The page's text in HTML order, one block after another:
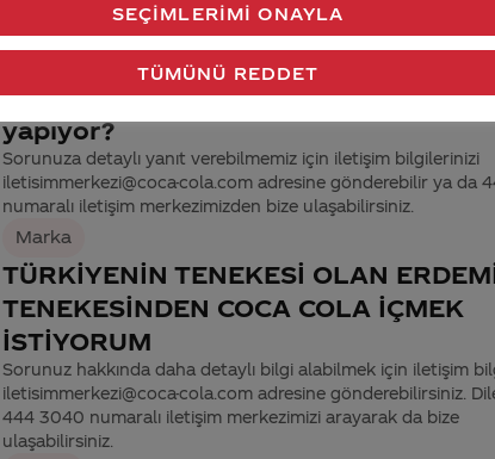
coca cola neden hep asitli içecekler
yapıyor?
Sorunuza detaylı yanıt verebilmemiz için iletişim bilgilerinizi
iletisimmerkezi@coca-cola.com adresine gönderebilir ya da
numaralı iletişim merkezimizden bize ulaşabilirsiniz.
Marka
TÜRKİYENİN TENEKESİ OLAN
TENEKESİNDEN COCA COLA İÇMEK
İSTİYORUM
Sorunuz hakkında daha detaylı bilgi alabilmek için iletişim
iletisimmerkezi@coca-cola.com adresine gönderebilirsiniz.
444 3040 numaralı iletişim merkezimizi arayarak da bize
ulaşabilirsiniz.
TÜMÜNÜ REDDET
SEÇIMLERIMI ONAYLA